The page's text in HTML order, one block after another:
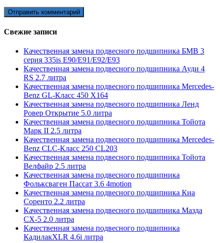
Свежие записи
Качественная замена подвесного подшипника БМВ 3
серия 335is E90/E91/E92/E93
Качественная замена подвесного подшипника Ауди 4
RS 2.7 литра
Качественная замена подвесного подшипника Mercedes-
Benz GL-Класс 450 X164
Качественная замена подвесного подшипника Ленд
Ровер Открытие 5.0 литра
Качественная замена подвесного подшипника Тойота
Марк II 2.5 литра
Качественная замена подвесного подшипника Mercedes-
Benz CLC-Класс 250 CL203
Качественная замена подвесного подшипника Тойота
Велфайр 2.5 литра
Качественная замена подвесного подшипника
Фольксваген Пассат 3.6 4motion
Качественная замена подвесного подшипника Киа
Соренто 2.2 литра
Качественная замена подвесного подшипника Мазда
СХ-5 2.0 литра
Качественная замена подвесного подшипника
КадилакXLR 4.6i литра